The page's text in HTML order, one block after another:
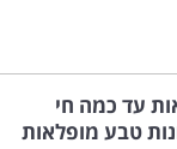
עד כמה חי